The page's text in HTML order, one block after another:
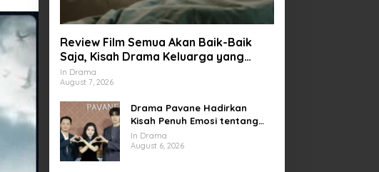
Review Film Semua Akan Baik-Baik
Saja, Kisah Drama Keluarga yang
Sarat Makna tentang Kehilangan dan
Harapan
In Drama
August 7, 2026
Drama Pavane Hadirkan
Kisah Penuh Emosi tentang
Cinta, Penyesalan, dan
Kesempatan Memulai Kembali
In Drama
August 6, 2026